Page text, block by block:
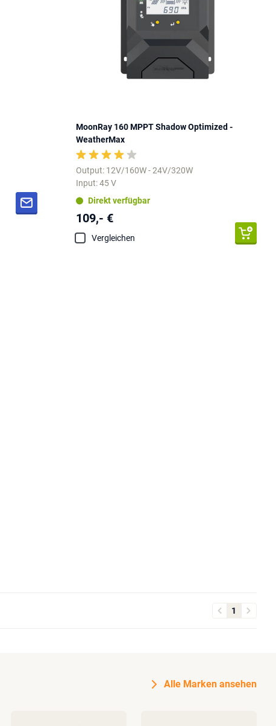
MoonRay 160 MPPT Shadow Optimized -
WeatherMax
Output: 12V/160W - 24V/320W
Input: 45 V
Direkt verfügbar
109,- €
Vergleichen
1
Alle Marken ansehen